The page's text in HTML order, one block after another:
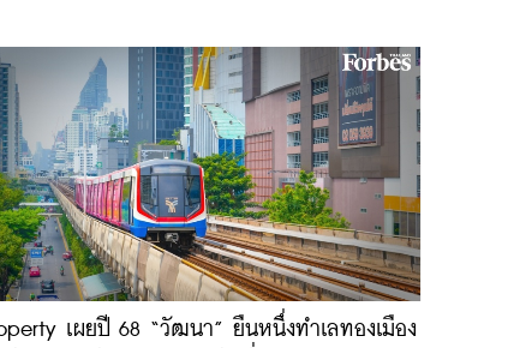
เผยปี 68 “วัฒนา” ยืนหนึ่งทำเลทองเมือง